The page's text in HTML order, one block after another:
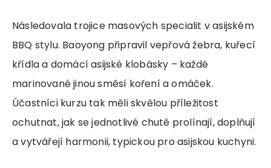
Následovala trojice masových specialit v asijském
BBQ stylu. Baoyong připravil vepřová žebra, kuřecí
křídla a domácí asijské klobásky – každé
marinované jinou směsí koření a omáček.
Účastníci kurzu tak měli skvělou příležitost
ochutnat, jak se jednotlivé chutě prolínají, doplňují
a vytvářejí harmonii, typickou pro asijskou kuchyni.